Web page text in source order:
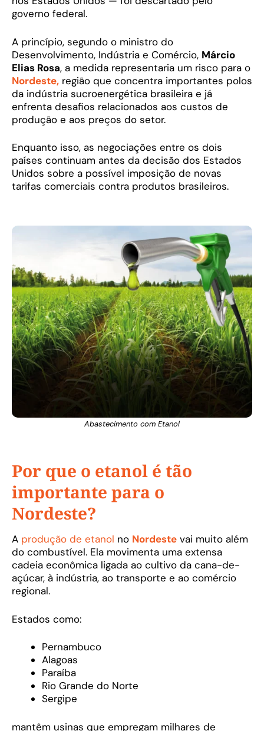
governo federal.
A princípio, segundo o ministro do
Desenvolvimento, Indústria e Comércio, Márcio
Elias Rosa, a medida representaria um risco para o
Nordeste, região que concentra importantes polos
da indústria sucroenergética brasileira e já
enfrenta desafios relacionados aos custos de
produção e aos preços do setor.
Enquanto isso, as negociações entre os dois
países continuam antes da decisão dos Estados
Unidos sobre a possível imposição de novas
tarifas comerciais contra produtos brasileiros.
Abastecimento com Etanol
Por que o etanol é tão
importante para o
Nordeste?
A produção de etanol no Nordeste vai muito além
do combustível. Ela movimenta uma extensa
cadeia econômica ligada ao cultivo da cana-de-
açúcar, à indústria, ao transporte e ao comércio
regional.
Estados como:
Pernambuco
Alagoas
Paraíba
Rio Grande do Norte
Sergipe
mantêm usinas que empregam milhares de